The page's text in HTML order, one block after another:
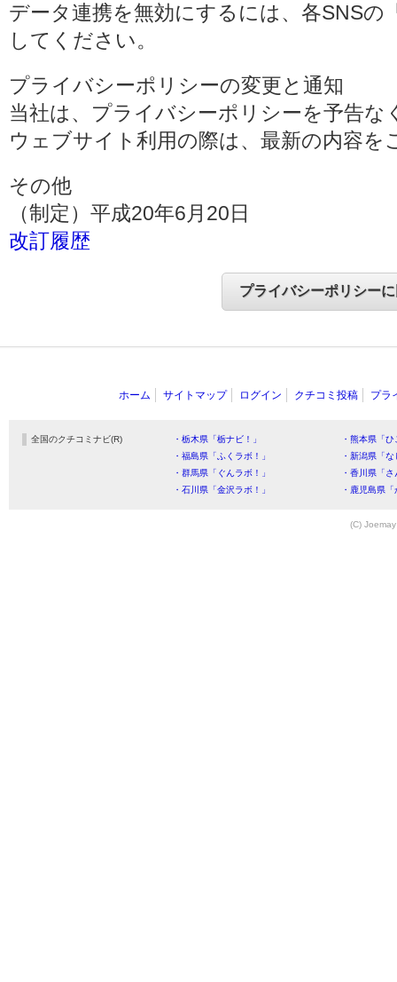
データ連携を無効にするには、各SNS
してください。
プライバシーポリシーの変更と通知
当社は、プライバシーポリシーを予告
ウェブサイト利用の際は、最新の内容を
その他
（制定）平成20年6月20日
改訂履歴
ホーム サイトマップ ログイン クチコミ投稿 プラ
全国のクチコミナビ(R) ・栃木県「栃ナビ！」
・熊本県「
・福島県「ふくラボ！」
・新潟県「
・群馬県「ぐんラボ！」
・香川県「
・石川県「金沢ラボ！」
・鹿児島県
(C)